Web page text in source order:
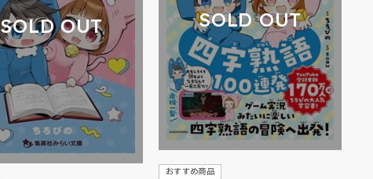
SOLD OUT SOLD OUT
おすすめ商品